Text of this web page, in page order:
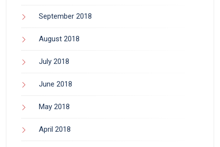
September 2018
August 2018
July 2018
June 2018
May 2018
April 2018